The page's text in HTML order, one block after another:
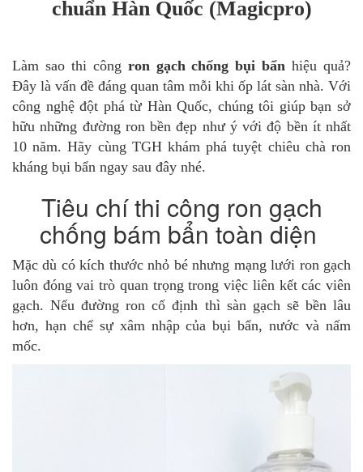
chuẩn Hàn Quốc (Magicpro)
Làm sao thi công ron gạch chống bụi bẩn hiệu quả?
Đây là vấn đề đáng quan tâm mỗi khi ốp lát sàn nhà. Với
công nghệ đột phá từ Hàn Quốc, chúng tôi giúp bạn sở
hữu những đường ron bền đẹp như ý với độ bền ít nhất
10 năm. Hãy cùng TGH khám phá tuyệt chiêu chà ron
kháng bụi bẩn ngay sau đây nhé.
Tiêu chí thi công ron gạch
chống bám bẩn toàn diện
Mặc dù có kích thước nhỏ bé nhưng mạng lưới ron gạch
luôn đóng vai trò quan trọng trong việc liên kết các viên
gạch. Nếu đường ron cố định thì sàn gạch sẽ bền lâu
hơn, hạn chế sự xâm nhập của bụi bẩn, nước và nấm
mốc.